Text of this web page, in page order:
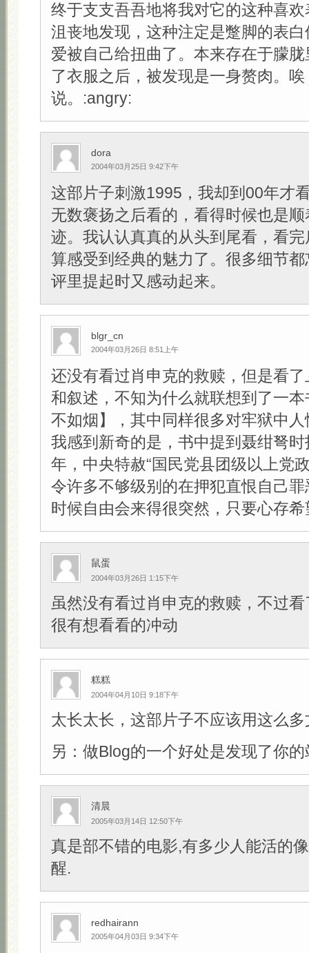
终于支支吾吾地将我对它的这种喜
沮丧地发现，这种注定是蹩脚的表
爱被自己给扭曲了。本来存在于朦
了衣服之后，被发现是一身赘肉。
说。:angry:
dora
2004年03月25日 9:42下午
这部片子刺激1995，我却到00年才
无数褒扬之后看的，看得时候也是
迹。我认认真真的从头到尾看，看
算感受到经典的魅力了。很多细节
评里提起时又感动起来。
blgr_cn
2004年03月26日 8:51上午
还没有看过肖申克的救赎，但是看
和叙述，不知为什么就联想到了一
不如烟】，其中同样很多对牢狱中
我感到新奇的是，书中提到聂绀弩
年，中央特赦“国民党县团级以上党
令许多不够级别的在押犯直恨自己
时候自由会来得很突然，只要心存
鼠蛋
2004年03月26日 1:15下午
虽然没有看过肖申克的救赎，不过
很有想看看的冲动
糕糕
2004年04月10日 9:18下午
太长太长，这部片子不应该用这么
另：做Blog的一个好处是发现了你的
清晨
2005年03月14日 12:50下午
真是部不错的电影,有多少人能活的
醒.
redhairann
2005年04月03日 9:34下午